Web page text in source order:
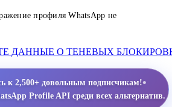
профиля WhatsApp не
ДАННЫЕ О ТЕНЕВЫХ
к 2,500+ довольным подписчикам!•
Profile API среди всех альтернатив.